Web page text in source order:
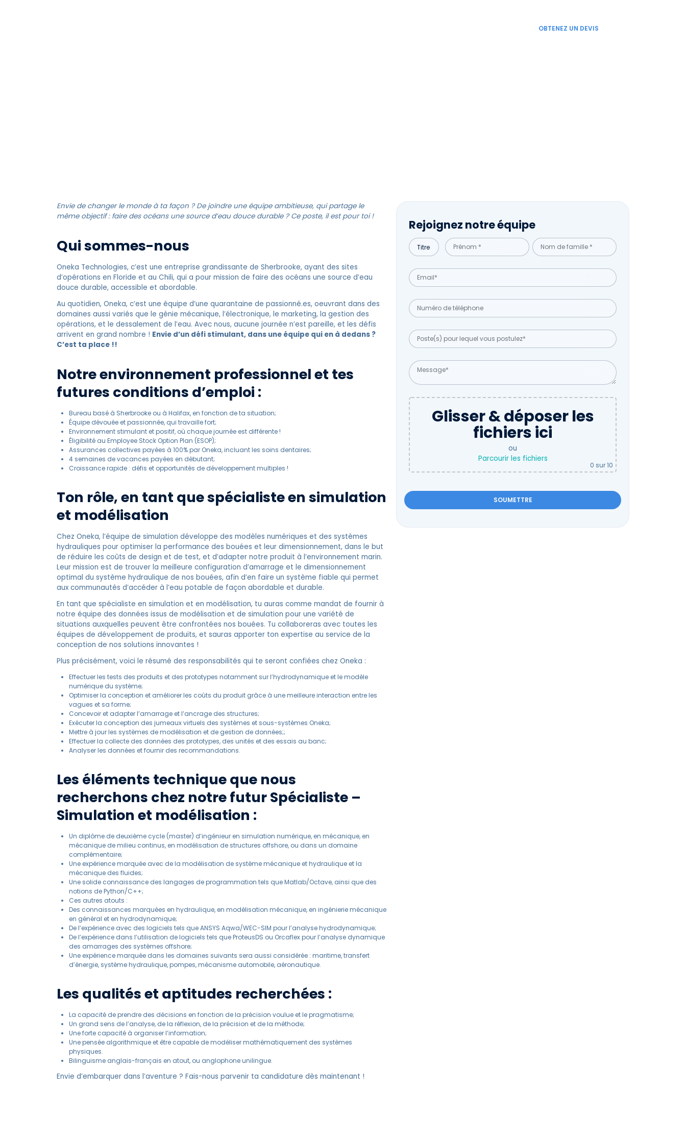
OBTENEZ UN DEVIS
Envie de changer le monde à ta façon ? De joindre une équipe ambitieuse, qui partage le
même objectif : faire des océans une source d’eau douce durable ? Ce poste, il est pour toi !
Qui sommes-nous
Oneka Technologies, c’est une entreprise grandissante de Sherbrooke, ayant des sites
d’opérations en Floride et au Chili, qui a pour mission de faire des océans une source d’eau
douce durable, accessible et abordable.
Au quotidien, Oneka, c’est une équipe d’une quarantaine de passionné.es, oeuvrant dans des
domaines aussi variés que le génie mécanique, l’électronique, le marketing, la gestion des
opérations, et le dessalement de l’eau. Avec nous, aucune journée n’est pareille, et les défis
arrivent en grand nombre ! Envie d’un défi stimulant, dans une équipe qui en à dedans ?
C’est ta place !!
Notre environnement professionnel et tes
futures conditions d’emploi :
Bureau basé à Sherbrooke ou à Halifax, en fonction de ta situation;
Équipe dévouée et passionnée, qui travaille fort;
Environnement stimulant et positif, où chaque journée est différente !
Éligibilité au Employee Stock Option Plan (ESOP);
Assurances collectives payées à 100% par Oneka, incluant les soins dentaires;
4 semaines de vacances payées en débutant;
Croissance rapide : défis et opportunités de développement multiples !
Ton rôle, en tant que spécialiste en simulation
et modélisation
Chez Oneka, l’équipe de simulation développe des modèles numériques et des systèmes
hydrauliques pour optimiser la performance des bouées et leur dimensionnement, dans le but
de réduire les coûts de design et de test, et d’adapter notre produit à l’environnement marin.
Leur mission est de trouver la meilleure configuration d’amarrage et le dimensionnement
optimal du système hydraulique de nos bouées, afin d’en faire un système fiable qui permet
aux communautés d’accéder à l’eau potable de façon abordable et durable.
En tant que spécialiste en simulation et en modélisation, tu auras comme mandat de fournir à
notre équipe des données issus de modélisation et de simulation pour une variété de
situations auxquelles peuvent être confrontées nos bouées. Tu collaboreras avec toutes les
équipes de développement de produits, et sauras apporter ton expertise au service de la
conception de nos solutions innovantes !
Plus précisément, voici le résumé des responsabilités qui te seront confiées chez Oneka :
Effectuer les tests des produits et des prototypes notamment sur l’hydrodynamique et le modèle
numérique du système;
Optimiser la conception et améliorer les coûts du produit grâce à une meilleure interaction entre les
vagues et sa forme;
Concevoir et adapter l’amarrage et l’ancrage des structures;
Exécuter la conception des jumeaux virtuels des systèmes et sous-systèmes Oneka;
Mettre à jour les systèmes de modélisation et de gestion de données;;
Effectuer la collecte des données des prototypes, des unités et des essais au banc;
Analyser les données et fournir des recommandations.
Les éléments technique que nous
recherchons chez notre futur Spécialiste –
Simulation et modélisation :
Un diplôme de deuxième cycle (master) d’ingénieur en simulation numérique, en mécanique, en
mécanique de milieu continus, en modélisation de structures offshore, ou dans un domaine
complémentaire;
Une expérience marquée avec de la modélisation de système mécanique et hydraulique et la
mécanique des fluides;
Une solide connaissance des langages de programmation tels que Matlab/Octave, ainsi que des
notions de Python/C++;
Ces autres atouts :
Des connaissances marquées en hydraulique, en modélisation mécanique, en ingénierie mécanique
en général et en hydrodynamique;
De l’expérience avec des logiciels tels que ANSYS Aqwa/WEC-SIM pour l’analyse hydrodynamique;
De l’expérience dans l’utilisation de logiciels tels que ProteusDS ou Orcaflex pour l’analyse dynamique
des amarrages des systèmes offshore;
Une expérience marquée dans les domaines suivants sera aussi considérée : maritime, transfert
d’énergie, système hydraulique, pompes, mécanisme automobile, aéronautique.
Les qualités et aptitudes recherchées :
La capacité de prendre des décisions en fonction de la précision voulue et le pragmatisme;
Un grand sens de l’analyse, de la réflexion, de la précision et de la méthode;
Une forte capacité à organiser l’information;
Une pensée algorithmique et être capable de modéliser mathématiquement des systèmes
physiques.
Bilinguisme anglais-français en atout, ou anglophone unilingue.
Envie d’embarquer dans l’aventure ? Fais-nous parvenir ta candidature dès maintenant !
Rejoignez notre équipe
Glisser & déposer les
fichiers ici
ou
Parcourir les fichiers
0 sur 10